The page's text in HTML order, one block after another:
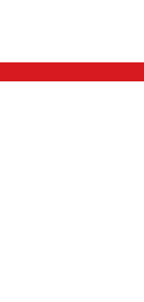
Copyleft